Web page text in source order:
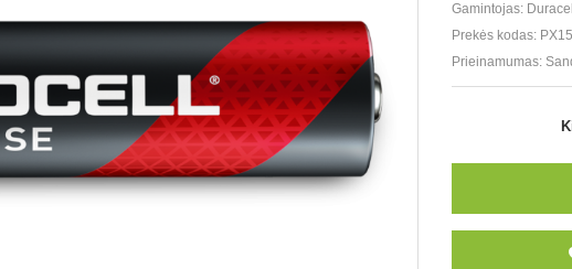
Gamintojas: Duracell
Prekės kodas:
Prieinamumas: